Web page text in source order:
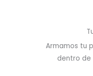
Armamos tu
dentro de